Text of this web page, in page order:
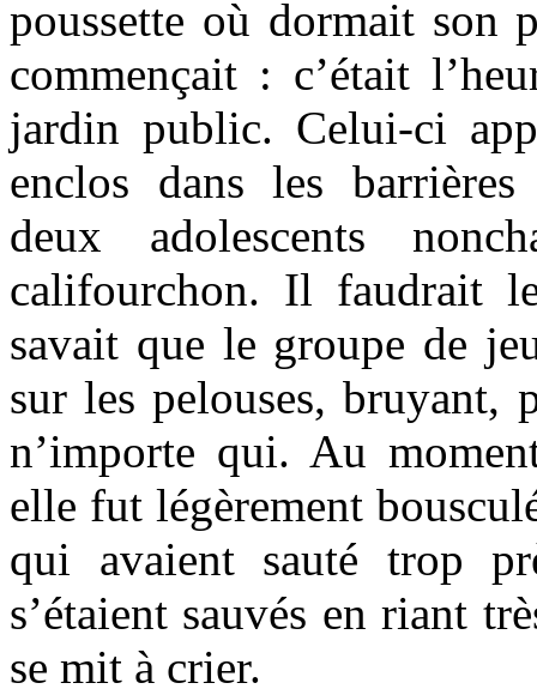
poussette où dormait son
commençait : c’était
jardin public. Celui-ci
enclos dans les
deux adolescents
califourchon. Il faudrait
savait que le groupe de
sur les pelouses, bruyant,
n’importe qui. Au
elle fut légèrement
qui avaient sauté trop
s’étaient sauvés en riant
se mit à crier.